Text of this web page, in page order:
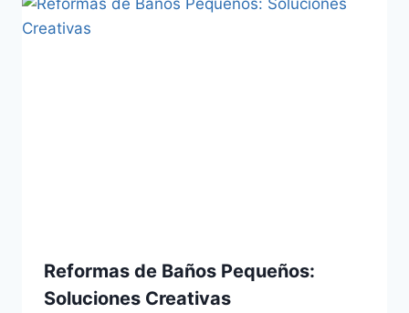
Reformas de Baños Pequeños:
Soluciones Creativas